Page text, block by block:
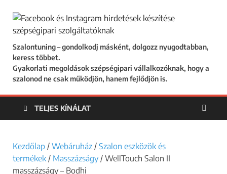
Szalontuning – gondolkodj másként, dolgozz nyugodtabban,
keress többet.
Gyakorlati megoldások szépségipari vállalkozóknak, hogy a
szalonod ne csak működjön, hanem fejlődjön is.
TELJES KÍNÁLAT
Kezdőlap / Webáruház / Szalon eszközök és
termékek/ Masszázságy/ WellTouch Salon II
masszázságy – Bodhi